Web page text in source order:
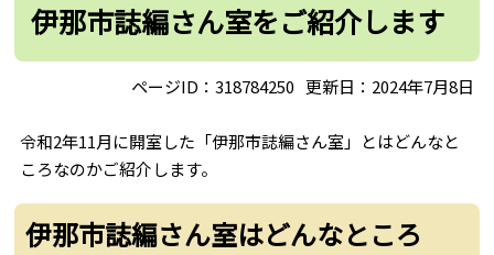
伊那市誌編さん室をご紹介します
ページID：318784250 更新日：2024年7月8日
令和2年11月に開室した「伊那市誌編さん室」とはどんなと
ころなのかご紹介します。
伊那市誌編さん室はどんなところ